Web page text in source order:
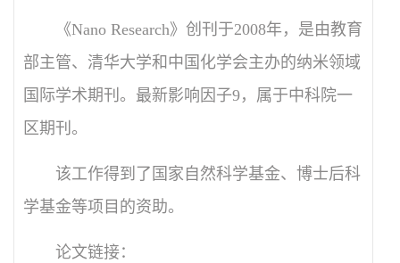
《Nano Research》创刊于2008年，是由教育
部主管、清华大学和中国化学会主办的纳米领域
国际学术期刊 。最新影响因子9，属于中科院一
区期刊。
该工作得到了国家自然科学基金、 博士后科
学基金等项目的资助。
论文链接：